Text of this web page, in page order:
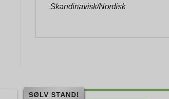
Skandinavisk/Nordisk
SØLV STAND!